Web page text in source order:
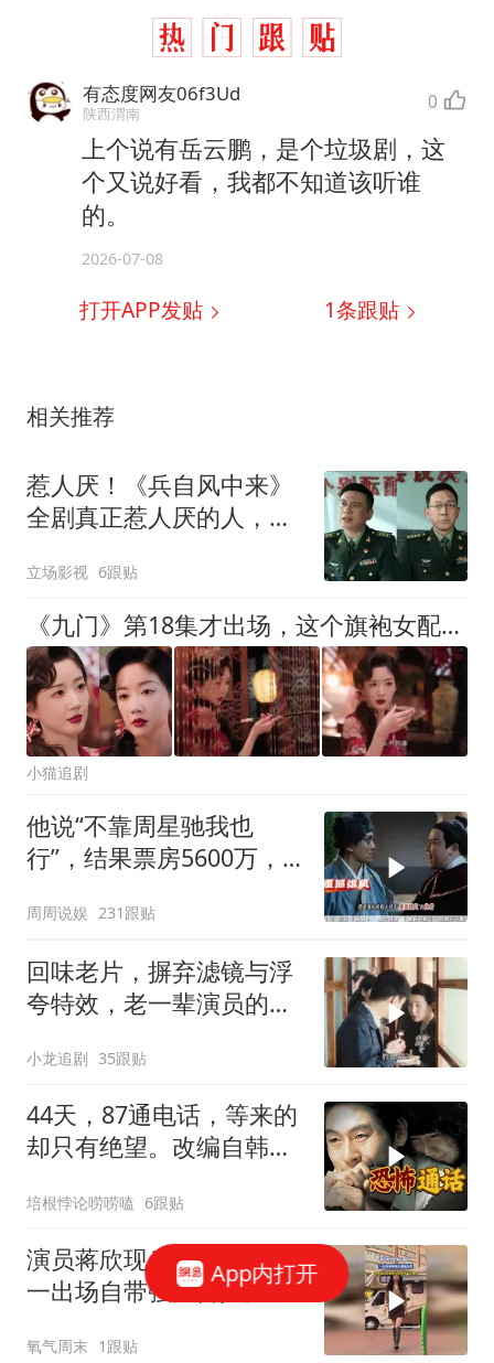
有态度网友06f3Ud
陕西渭南 0
上个说有岳云鹏，是个垃圾剧，这
个又说好看，我都不知道该听谁
的。
2026-07-08
打开APP发贴 1条跟贴
相关推荐
惹人厌！《兵自风中来》
全剧真正惹人厌的人，不
立场影视 6跟贴
《九门》第18集才出场，这个旗袍女配一亮相，我就挪不开眼了
小猫追剧
他说“不靠周星驰我也
行”，结果票房5600万，
周周说娱 231跟贴
回味老片，摒弃滤镜与浮
夸特效，老一辈演员的表
小龙追剧 35跟贴
44天，87通电话，等来的
却只有绝望。改编自韩国
声音》
培根悖论唠唠嗑 6跟贴
演员蒋欣现身长春拍戏，
一出场自带强大御姐风
机，没带一点美颜
氧气周末 1跟贴
App内打开